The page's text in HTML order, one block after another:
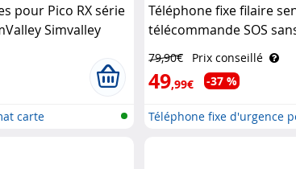
pour Pico RX série
Simvalley
carte
Téléphone fixe filaire
télécommande SOS
Simvalley
79,90€ Prix conseillé
49,99€ -37 %
Téléphone fixe d'urgence